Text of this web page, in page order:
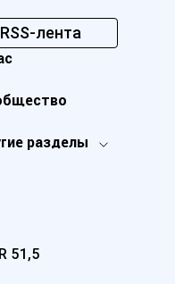
RSS-лента
разделы
51,5